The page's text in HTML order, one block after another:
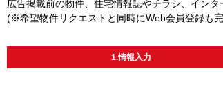
広告掲載前の物件、住宅情報誌やチラシ、イン
(※希望物件リクエストと同時にWeb会員登録も
1.情報入力